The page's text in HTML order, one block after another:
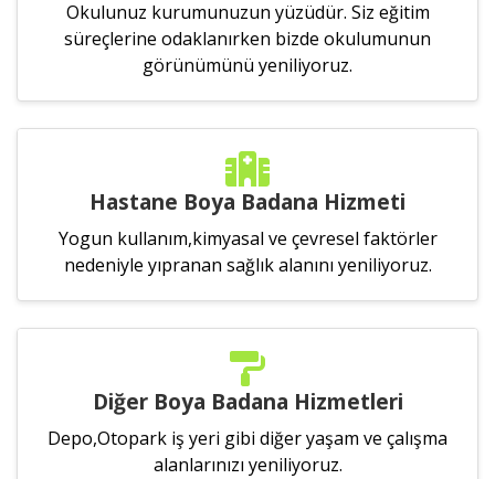
Okulunuz kurumunuzun yüzüdür. Siz eğitim
süreçlerine odaklanırken bizde okulumunun
görünümünü yeniliyoruz.
Hastane Boya Badana Hizmeti
Yogun kullanım,kimyasal ve çevresel faktörler
nedeniyle yıpranan sağlık alanını yeniliyoruz.
Diğer Boya Badana Hizmetleri
Depo,Otopark iş yeri gibi diğer yaşam ve çalışma
alanlarınızı yeniliyoruz.